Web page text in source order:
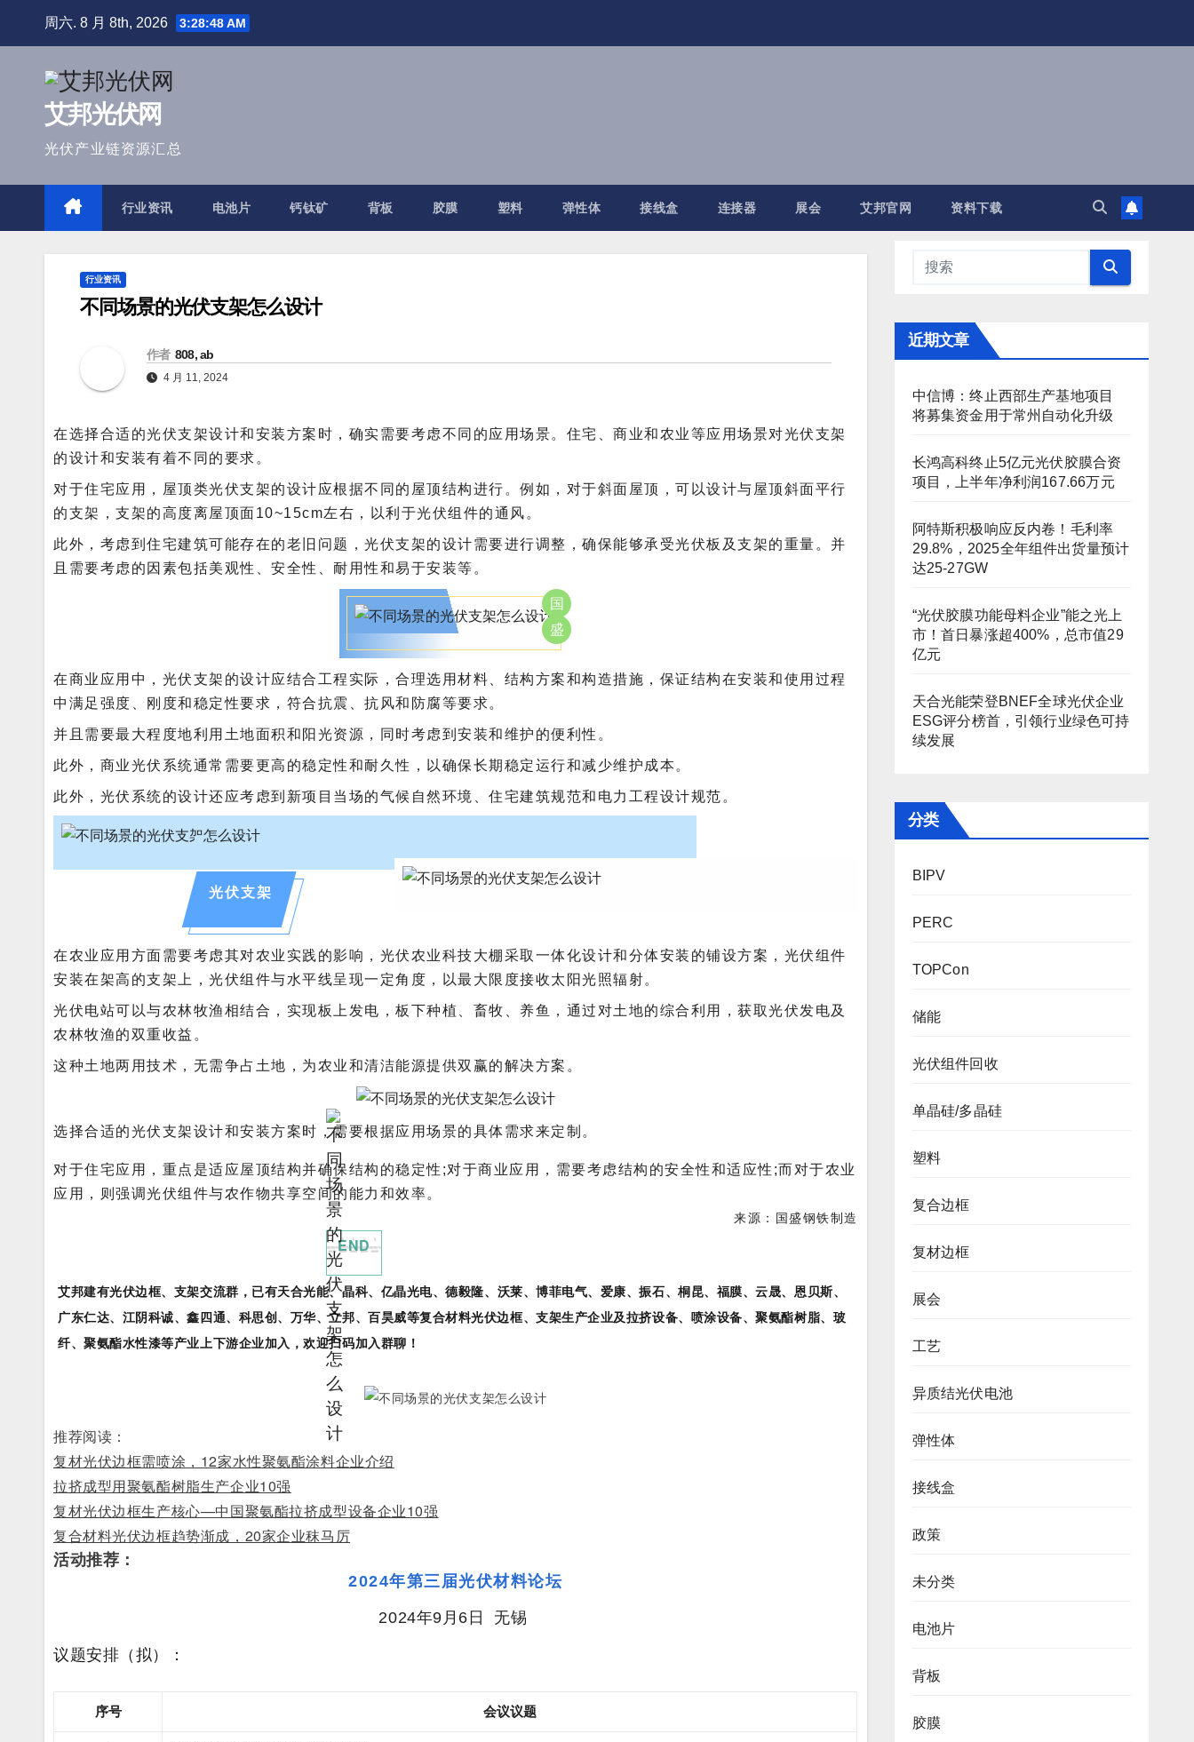
周六. 8 月 8th, 2026 3:28:49 AM
艾邦光伏网
光伏产业链资源汇总
行业资讯 电池片 钙钛矿 背板 胶膜 塑料 弹性体 接线盒 连接器 展会 艾邦官网 资料下载
行业资讯
不同场景的光伏支架怎么设计
作者 808, ab
4 月 11, 2024
在选择合适的光伏支架设计和安装方案时，确实需要考虑不同的应用场景。住宅、商业和农业等应用场景对光伏支架
的设计和安装有着不同的要求。
对于住宅应用，屋顶类光伏支架的设计应根据不同的屋顶结构进行。例如，对于斜面屋顶，可以设计与屋顶斜面平行
的支架，支架的高度离屋顶面10~15cm左右，以利于光伏组件的通风。
此外，考虑到住宅建筑可能存在的老旧问题，光伏支架的设计需要进行调整，确保能够承受光伏板及支架的重量。并
且需要考虑的因素包括美观性、安全性、耐用性和易于安装等。
国
盛
在商业应用中，光伏支架的设计应结合工程实际，合理选用材料、结构方案和构造措施，保证结构在安装和使用过程
中满足强度、刚度和稳定性要求，符合抗震、抗风和防腐等要求。
并且需要最大程度地利用土地面积和阳光资源，同时考虑到安装和维护的便利性。
此外，商业光伏系统通常需要更高的稳定性和耐久性，以确保长期稳定运行和减少维护成本。
此外，光伏系统的设计还应考虑到新项目当场的气候自然环境、住宅建筑规范和电力工程设计规范。
光伏支架
在农业应用方面需要考虑其对农业实践的影响，光伏农业科技大棚采取一体化设计和分体安装的铺设方案，光伏组件
安装在架高的支架上，光伏组件与水平线呈现一定角度，以最大限度接收太阳光照辐射。
光伏电站可以与农林牧渔相结合，实现板上发电，板下种植、畜牧、养鱼，通过对土地的综合利用，获取光伏发电及
农林牧渔的双重收益。
这种土地两用技术，无需争占土地，为农业和清洁能源提供双赢的解决方案。
选择合适的光伏支架设计和安装方案时，需要根据应用场景的具体需求来定制。
对于住宅应用，重点是适应屋顶结构并确保结构的稳定性;对于商业应用，需要考虑结构的安全性和适应性;而对于农业
应用，则强调光伏组件与农作物共享空间的能力和效率。
来源：国盛钢铁制造
END
艾邦建有光伏边框、支架交流群，已有天合光能、晶科、亿晶光电、德毅隆、沃莱、博菲电气、爱康、振石、桐昆、福膜、云晟、恩贝斯、
广东仁达、江阴科诚、鑫四通、科思创、万华、立邦、百昊威等复合材料光伏边框、支架生产企业及拉挤设备、喷涂设备、聚氨酯树脂、玻
纤、聚氨酯水性漆等产业上下游企业加入，欢迎扫码加入群聊！
推荐阅读：
复材光伏边框需喷涂，12家水性聚氨酯涂料企业介绍
拉挤成型用聚氨酯树脂生产企业10强
复材光伏边框生产核心—中国聚氨酯拉挤成型设备企业10强
复合材料光伏边框趋势渐成，20家企业秣马厉
活动推荐：
2024年第三届光伏材料论坛
2024年9月6日 无锡
议题安排（拟）：
序号 会议议题
近期文章
中信博：终止西部生产基地项目
将募集资金用于常州自动化升级
长鸿高科终止5亿元光伏胶膜合资
项目，上半年净利润167.66万元
阿特斯积极响应反内卷！毛利率
29.8%，2025全年组件出货量预计
达25-27GW
“光伏胶膜功能母料企业”能之光上
市！首日暴涨超400%，总市值29
亿元
天合光能荣登BNEF全球光伏企业
ESG评分榜首，引领行业绿色可持
续发展
分类
BIPV
PERC
TOPCon
储能
光伏组件回收
单晶硅/多晶硅
塑料
复合边框
复材边框
展会
工艺
异质结光伏电池
弹性体
接线盒
政策
未分类
电池片
背板
胶膜